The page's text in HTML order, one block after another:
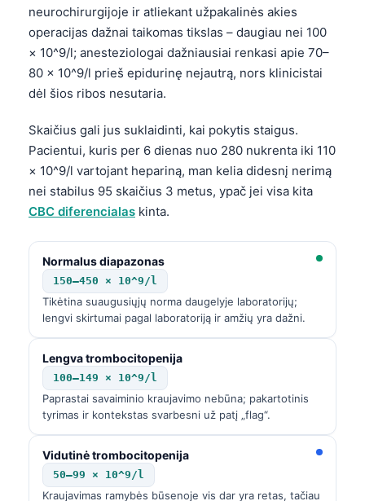
neurochirurgijoje ir atliekant užpakalinės akies
operacijas dažnai taikomas tikslas – daugiau nei 100
× 10^9/l; anesteziologai dažniausiai renkasi apie 70–
80 × 10^9/l prieš epidurinę nejautrą, nors klinicistai
dėl šios ribos nesutaria.
Skaičius gali jus suklaidinti, kai pokytis staigus.
Pacientui, kuris per 6 dienas nuo 280 nukrenta iki 110
× 10^9/l vartojant hepariną, man kelia didesnį nerimą
nei stabilus 95 skaičius 3 metus, ypač jei visa kita
CBC diferencialas kinta.
Normalus diapazonas
150–450 × 10^9/l
Tikėtina suaugusiųjų norma daugelyje laboratorijų;
lengvi skirtumai pagal laboratoriją ir amžių yra dažni.
Lengva trombocitopenija
100–149 × 10^9/l
Paprastai savaiminio kraujavimo nebūna; pakartotinis
tyrimas ir kontekstas svarbesni už patį „flag“.
Vidutinė trombocitopenija
50–99 × 10^9/l
Kraujavimas ramybės būsenoje vis dar yra retas, tačiau